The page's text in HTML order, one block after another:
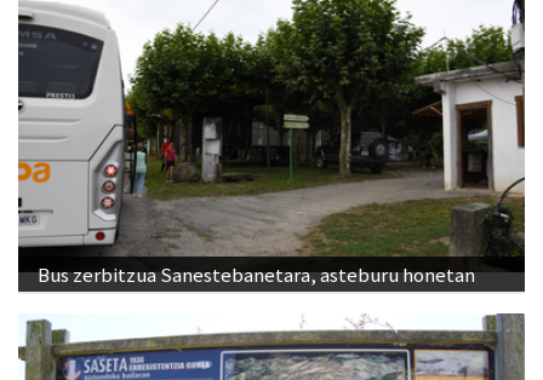
Bus zerbitzua Sanestebanetara, asteburu honetan